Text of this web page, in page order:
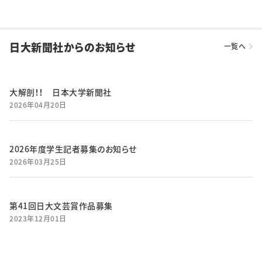
日大新聞社からのお知らせ 一覧へ
大解剖！！ 日本大学新聞社
2026年04月20日
2026年度学生記者募集のお知らせ
2026年03月25日
第41回日大文芸賞作品募集
2023年12月01日